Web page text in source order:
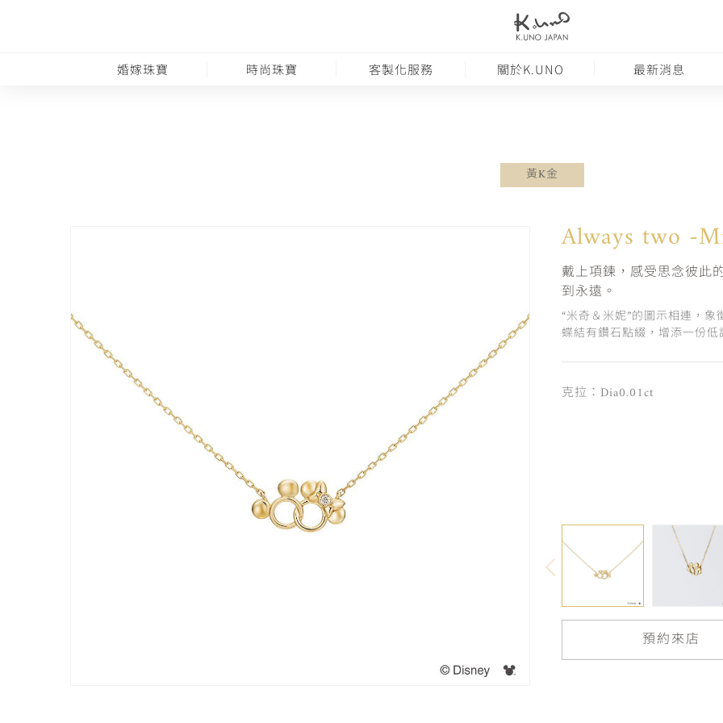
婚嫁珠寶 時尚珠寶 客製化服務 關於K.UNO 最新消息
黃K金
Always two -
戴上項鍊，感受思念彼此
到永遠。
“米奇＆米妮”的圖示相連，
蝶結有鑽石點綴，增添一份
克拉：Dia0.01ct
預約來店